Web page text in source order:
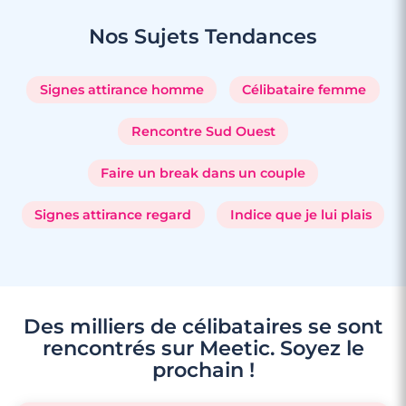
Nos Sujets Tendances
Signes attirance homme Célibataire femme
Rencontre Sud Ouest
Faire un break dans un couple
Signes attirance regard Indice que je lui plais
Des milliers de célibataires se sont
rencontrés sur Meetic. Soyez le
prochain !